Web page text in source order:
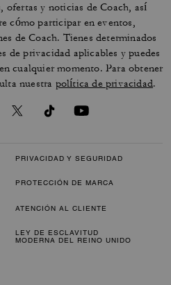
ofertas y noticias de Coach, así
cómo participar en eventos,
de Coach. Tienes determinados
de privacidad aplicables y puedes
cualquier momento. Para obtener
nuestra política de privacidad.
PRIVACIDAD Y SEGURIDAD
PROTECCIÓN DE MARCA
ATENCIÓN AL CLIENTE
LEY DE ESCLAVITUD
MODERNA DEL REINO UNIDO